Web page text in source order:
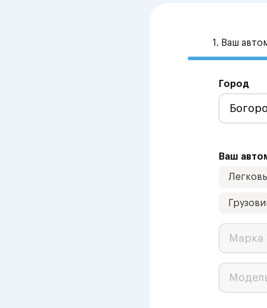
1. Ваш
Город
Ваш
Марка